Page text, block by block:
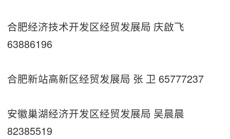
合肥经济技术开发区经贸发展局 庆啟飞
63886196
合肥新站高新区经贸发展局 张 卫 65777237
安徽巢湖经济开发区经贸发展局 吴晨晨
82385519